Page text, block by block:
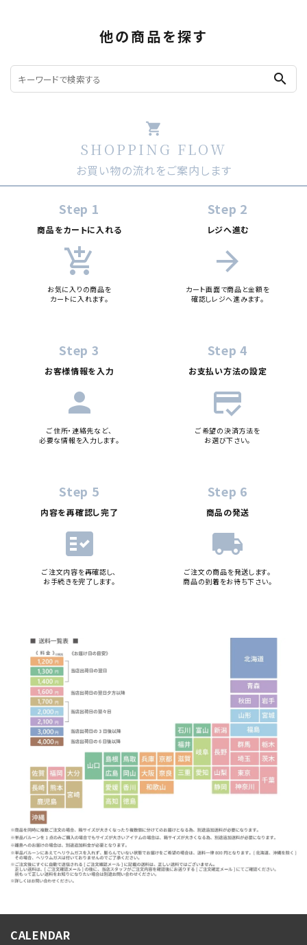
他の商品を探す
search
shopping_cart
SHOPPING FLOW
お買い物の流れをご案内します
Step 1
商品をカートに入れる
add_shopping_cart
お気に入りの商品を
カートに入れます。
Step 2
レジへ進む
arrow_forward
カート画面で商品と金額を
確認しレジへ進みます。
Step 3
お客様情報を入力
person
ご住所・連絡先など、
必要な情報を入力します。
Step 4
お支払い方法の設定
credit_score
ご希望の決済方法を
お選び下さい。
Step 5
内容を再確認し完了
fact_check
ご注文内容を再確認し、
お手続きを完了します。
Step 6
商品の発送
local_shipping
ご注文の商品を発送します。
商品の到着をお待ち下さい。
CALENDAR